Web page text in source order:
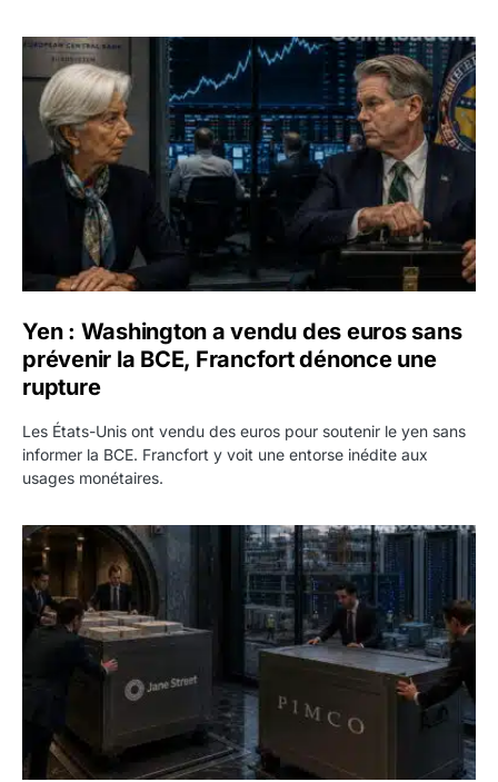
Yen : Washington a vendu des euros sans prévenir la
Yen : Washington a vendu des euros sans
prévenir la BCE, Francfort dénonce une
rupture
Les États-Unis ont vendu des euros pour soutenir le yen sans
informer la BCE. Francfort y voit une entorse inédite aux
usages monétaires.
Jane Street négocie le transfert de 11 milliards de